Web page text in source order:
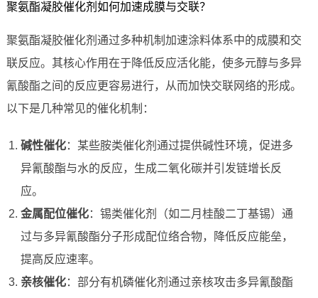
聚氨酯凝胶催化剂如何加速成膜与交联？
聚氨酯凝胶催化剂通过多种机制加速涂料体系中的成膜和交
联反应。其核心作用在于降低反应活化能，使多元醇与多异
氰酸酯之间的反应更容易进行，从而加快交联网络的形成。
以下是几种常见的催化机制：
碱性催化：某些胺类催化剂通过提供碱性环境，促进多
异氰酸酯与水的反应，生成二氧化碳并引发链增长反
应。
金属配位催化：锡类催化剂（如二月桂酸二丁基锡）通
过与多异氰酸酯分子形成配位络合物，降低反应能垒，
提高反应速率。
亲核催化：部分有机磷催化剂通过亲核攻击多异氰酸酯